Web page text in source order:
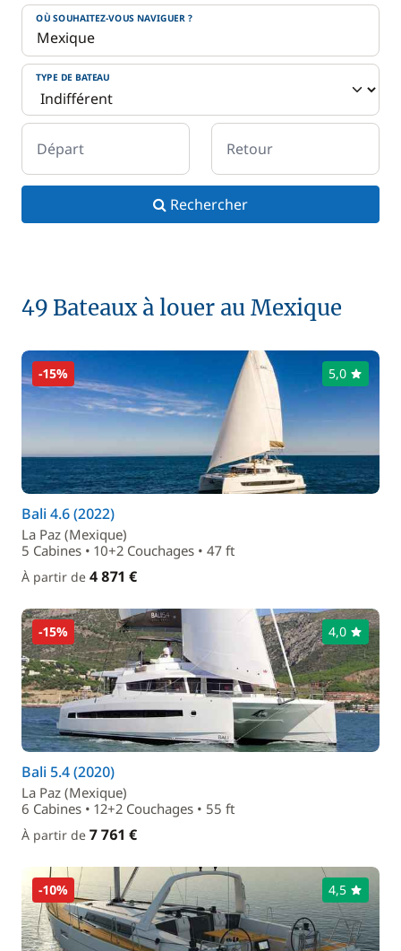
OÙ SOUHAITEZ-VOUS NAVIGUER ?
TYPE DE BATEAU
Départ Retour
Rechercher
49 Bateaux à louer au Mexique
-15% 5,0
Bali 4.6 (2022)
La Paz (Mexique)
5 Cabines • 10+2 Couchages • 47 ft
À partir de 4 871 €
-15% 4,0
Bali 5.4 (2020)
La Paz (Mexique)
6 Cabines • 12+2 Couchages • 55 ft
À partir de 7 761 €
-10% 4,5